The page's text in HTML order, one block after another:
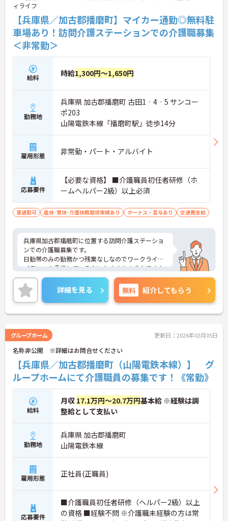
ィライフ
【兵庫県／加古郡播磨町】マイカー通勤◎無料駐
車場あり！訪問介護ステーションでの介護職募集
＜非常勤＞
給料 時給1,300円～1,650円
勤務地
兵庫県 加古郡播磨町 古田1‐4‐5 サンコー
ポ203
山陽電鉄本線「播磨町駅」徒歩14分
雇用形態 非常勤・パート・アルバイト
応募要件
【必要な資格】 ■介護職員初任者研修（ホ
ームヘルパー2級）以上必須
車通勤可 産休･育休･介護休暇取得実績あり ボーナス・賞与あり 交通費支給
兵庫県加古郡播磨町に位置する訪問介護ステーショ
ンでの介護職募集です。
日勤帯のみの勤務かつ残業なしなのでワークライフ
バランスを重視している方におすすめの求人です♪
ご興味のある方はご面接のポイントお伝えしますの
でご気軽にお問合せください。
詳細を見る 無料 紹介してもらう
グループホーム 更新日：2026年02月05日
名称非公開 ※詳細はお問合せください
【兵庫県／加古郡播磨町（山陽電鉄本線）】 グ
ループホームにて介護職員の募集です！《常勤》
給料
月収 17.1万円～20.7万円基本給 ※経験は調
整給として支払い
勤務地
兵庫県 加古郡播磨町
山陽電鉄本線
雇用形態 正社員(正職員)
応募要件
■介護職員初任者研修（ヘルパー2級）以上
の資格 ■経験不問 ※介護職未経験の方は常